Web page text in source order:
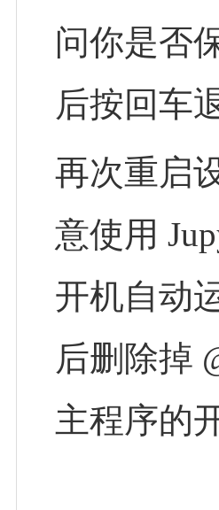
问你是否
后按回车
再次重启
意使用
开机自动
后删除掉
主程序的